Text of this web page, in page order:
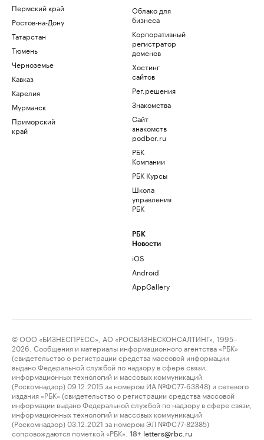
Пермский край
Ростов-на-Дону
Татарстан
Тюмень
Черноземье
Кавказ
Карелия
Мурманск
Приморский
край
Облако для
бизнеса
Корпоративный
регистратор
доменов
Хостинг
сайтов
Рег.решения
Знакомства
Сайт
знакомств
podbor.ru
РБК
Компании
РБК Курсы
Школа
управления
РБК
РБК
Новости
iOS
Android
AppGallery
© ООО «БИЗНЕСПРЕСС», АО «РОСБИЗНЕСКОНСАЛТИНГ», 1995–
2026. Сообщения и материалы информационного агентства «РБК»
(свидетельство о регистрации средства массовой информации
выдано Федеральной службой по надзору в сфере связи,
информационных технологий и массовых коммуникаций
(Роскомнадзор) 09.12.2015 за номером ИА №ФС77-63848) и сетевого
издания «РБК» (свидетельство о регистрации средства массовой
информации выдано Федеральной службой по надзору в сфере связи,
информационных технологий и массовых коммуникаций
(Роскомнадзор) 03.12.2021 за номером ЭЛ №ФС77-82385)
сопровождаются пометкой «РБК».
18+ letters@rbc.ru